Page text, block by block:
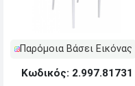
Παρόμοια Βάσει Εικόνας
Κωδικός: 2.997.81731